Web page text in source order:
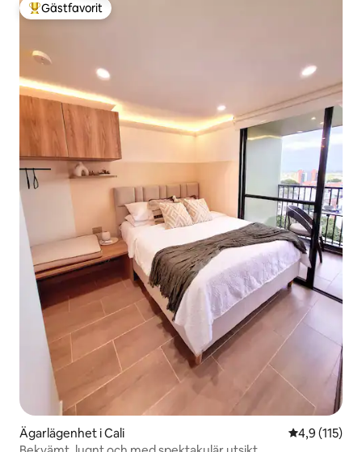
Populär gästfavorit
Gästfavorit
Ägarlägenhet i Cali 4,9 av 5 i
4,9 (115)